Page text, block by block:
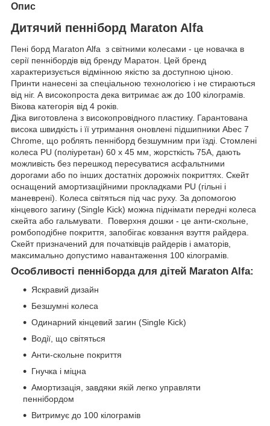
Опис
Дитячий пенніборд Maraton Alfa
Пені борд Maraton Alfa з світними колесами - це новачка в
серії пеннібордів від бренду Маратон. Цей бренд
характеризується відмінною якістю за доступною ціною.
Принти нанесені за спеціальною технологією і не стираються
від ніг. А високопроста дека витримає аж до 100 кілограмів.
Вікова категорія від 4 років.
Діка виготовлена з високопровідного пластику. Гарантована
висока швидкість і її утримання оновлені підшипники Abec 7
Chrome, що роблять пенніборд безшумним при їзді. Стомлені
колеса PU (поліуретан) 60 х 45 мм, жорсткість 75А, дають
можливість без перешкод пересуватися асфальтними
дорогами або по інших достатніх дорожніх покриттях. Скейт
оснащений амортизаційними прокладками PU (гільні і
маневрені). Колеса світяться під час руху. За допомогою
кінцевого загину (Single Kick) можна піднімати передні колеса
скейта або гальмувати. Поверхня дошки - це анти-скольне,
ромбоподібне покриття, запобігає ковзання взуття райдера.
Скейт призначений для початківців райдерів і аматорів,
максимально допустимо навантаження 100 кілограмів.
Особливості пенніборда для дітей Maraton Alfa:
Яскравий дизайн
Безшумні колеса
Одинарний кінцевий загин (Single Kick)
Водії, що світяться
Анти-скольне покриття
Гнучка і міцна
Амортизація, завдяки якій легко управляти
пеннібордом
Витримує до 100 кілограмів